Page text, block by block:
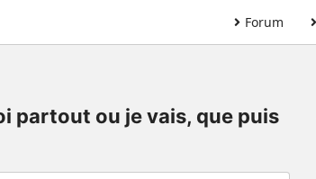
Forum
partout ou je vais, que puis